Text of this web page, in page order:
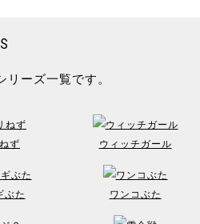
リーズ一覧です。
ず ウィッチガール
ぶた ワンコぶた